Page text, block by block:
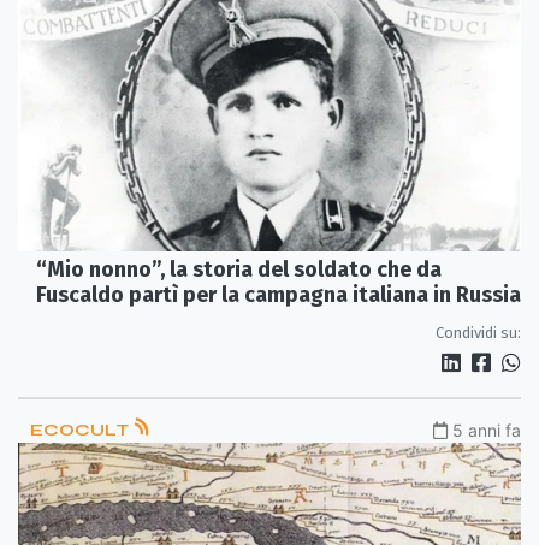
“Mio nonno”, la storia del soldato che da
Fuscaldo partì per la campagna italiana in Russia
Condividi su:
ECOCULT 5 anni fa